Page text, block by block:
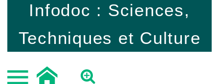
Infodoc : Sciences,
Techniques et Culture